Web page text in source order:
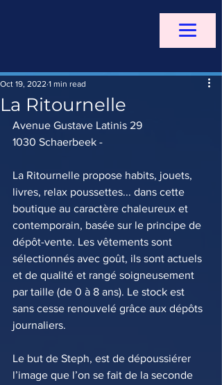
La Ritournelle
Oct 19, 2022 1 min read
Avenue Gustave Latinis 29
1030 Schaerbeek -
La Ritournelle propose habits, jouets,
livres, relax poussettes... dans cette
boutique au caractère chaleureux et
contemporain, basée sur le principe de
dépôt-vente. Les vêtements sont
sélectionnés avec goût, ils sont actuels
et de qualité et rangé soigneusement
par taille (de 0 à 8 ans). Le stock est
sans cesse renouvelé grâce aux dépôts
journaliers.
Le but de Steph, est de dépoussiérer
l’image que l’on se fait de la seconde